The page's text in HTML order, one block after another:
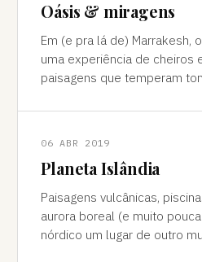
Oásis & miragens
Em (e pra lá de) Marrakesh,
uma experiência de cheiros
paisagens que temperam
06 ABR 2019
Planeta Islândia
Paisagens vulcânicas,
aurora boreal (e muito
nórdico um lugar de outro mundo "Como